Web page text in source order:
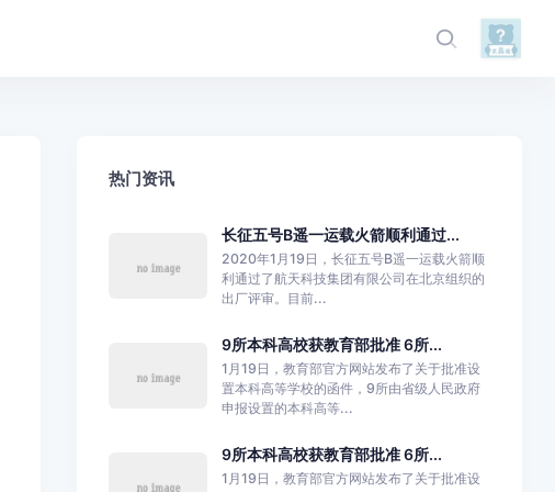
热门资讯
长征五号B遥一运载火箭顺利通过...
2020年1月19日，长征五号B遥一运载火箭顺
利通过了航天科技集团有限公司在北京组织的
出厂评审。目前...
9所本科高校获教育部批准 6所...
1月19日，教育部官方网站发布了关于批准设
置本科高等学校的函件，9所由省级人民政府
申报设置的本科高等...
9所本科高校获教育部批准 6所...
1月19日，教育部官方网站发布了关于批准设